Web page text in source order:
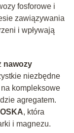
fosforowe i
zawiązywania
i wpływają
nawozy
niezbędne
kompleksowe
agregatem.
, która
i magnezu.